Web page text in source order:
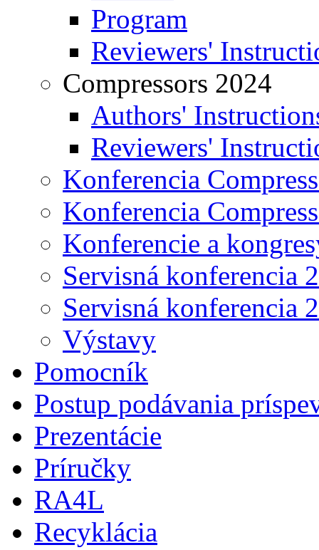
Program
Reviewers'
Compressors 2024
Authors'
Reviewers'
Konferencia
Konferencia
Konferencie a
Servisná konferencia
Servisná konferencia
Výstavy
Pomocník
Postup podávania
Prezentácie
Príručky
RA4L
Recyklácia